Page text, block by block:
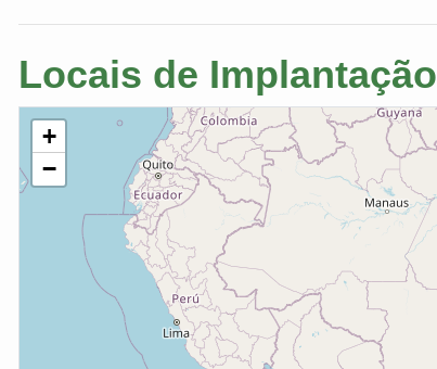
Locais de Implantação
+
−